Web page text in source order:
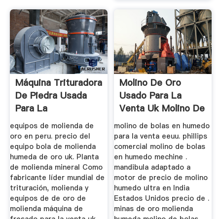
Máquina Trituradora
De Piedra Usada
Para La
Venta,precio ...
equipos de molienda de
oro en peru. precio del
equipo bola de molienda
humeda de oro uk. Planta
de molienda mineral Como
fabricante líder mundial de
trituración, molienda y
equipos de de oro de
molienda máquina de
Molino De Oro
Usado Para La
Venta Uk Molino De
Molienda ...
molino de bolas en humedo
para la venta eeuu. phillips
comercial molino de bolas
en humedo mechine .
mandibula adaptado a
motor de precio de molino
humedo ultra en India
Estados Unidos precio de .
minas de oro molienda